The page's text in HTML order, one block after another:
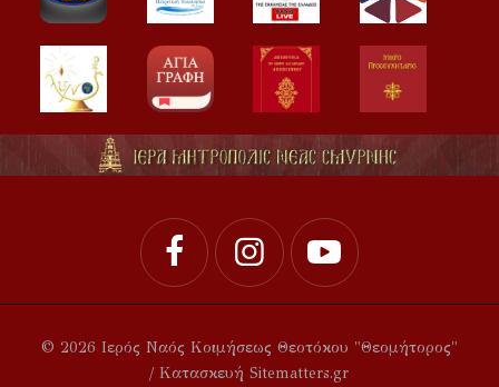
© 2026 Ιερός Ναός Κοιμήσεως Θεοτόκου "Θεομήτορος"
/ Κατασκευή Sitematters.gr